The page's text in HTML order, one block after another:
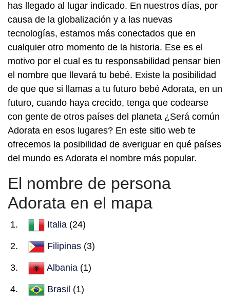
has llegado al lugar indicado. En nuestros días, por
causa de la globalización y a las nuevas
tecnologías, estamos más conectados que en
cualquier otro momento de la historia. Ese es el
motivo por el cual es tu responsabilidad pensar bien
el nombre que llevará tu bebé. Existe la posibilidad
de que que si llamas a tu futuro bebé Adorata, en un
futuro, cuando haya crecido, tenga que codearse
con gente de otros países del planeta ¿Será común
Adorata en esos lugares? En este sitio web te
ofrecemos la posibilidad de averiguar en qué países
del mundo es Adorata el nombre más popular.
El nombre de persona
Adorata en el mapa
Italia (24)
Filipinas (3)
Albania (1)
Brasil (1)